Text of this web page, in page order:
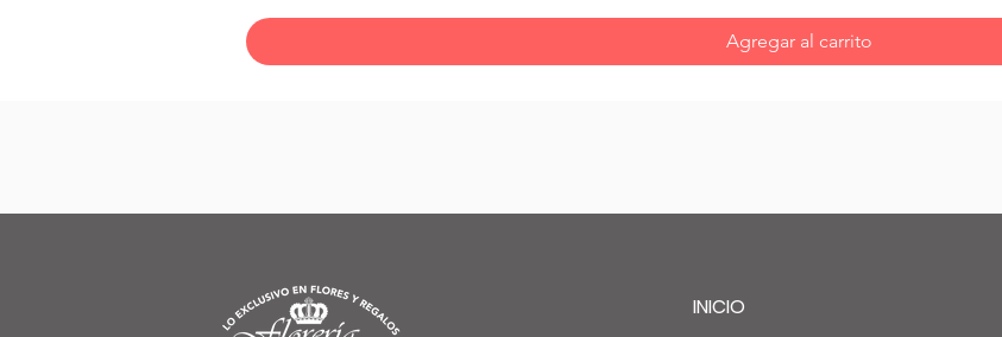
Agregar al carrito
INICIO